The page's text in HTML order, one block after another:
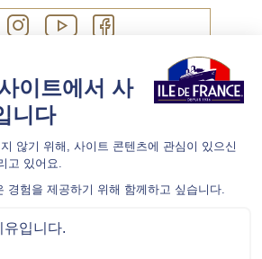
연락처
쿠키 정책
법률 정보
개인정보정책